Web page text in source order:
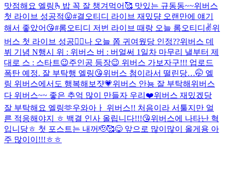
맛점해요 엘링🫰 밥 꼭 잘 챙겨먹어🥰 맛있는 규동동~~위버스
첫 라이브 성공적😛#결오티디 라이브 재밌댱 오랜만에 얘기
해서 좋았어😘#롬오티디 저번 라이브 때랑 오늘 롬오티디✌️위
버스 첫 라이브 성공👍🏻나 오늘 쫌 귀여웠당 인정??위버스 데
뷔 기념 N행시 위 : 위버스 버 : 버얼써 1일차 마무리 낼부터 제
대로 스 : 스타트😉주인공 등장😉 위버스 가보자구!!! 업로드
폭탄 예정. 잘 부탁행 엘링😘위버스 첨이라서 떨린당…🤭 엘
링 위버스에서도 행복해보쟛💗위버스 안뇽 잘 부탁해 위버스
다 위버스~~ 좋은 추억 많이 만들자 우리❤️위버스 재밌겠당
잘 부탁해요 엘링🫶우와아ㅏ 위버스!! 처음이라 서툴지만 얼
른 적응해야지 ㅎ 백결 인사 올립니다!!!😘위버스에 나타난 혁
입니당ㅎ 첫 포스트는 내꺼🫡🥰😋 앞으로 많이많이 올게용 아
주 많이이!!!ㅎㅎ